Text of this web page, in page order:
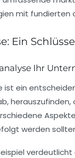
Ein
Ihr
ist ein
herauszufinden,
werden